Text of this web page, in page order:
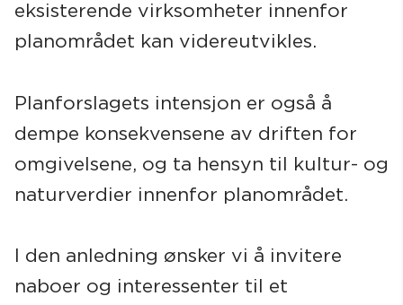
eksisterende virksomheter innenfor
planområdet kan videreutvikles.
Planforslagets intensjon er også å
dempe konsekvensene av driften for
omgivelsene, og ta hensyn til kultur- og
naturverdier innenfor planområdet.
I den anledning ønsker vi å invitere
naboer og interessenter til et